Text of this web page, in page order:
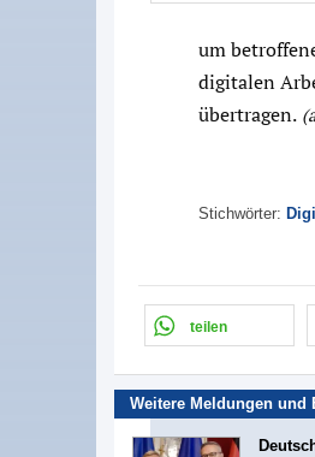
um
digitalen
übertragen.
Stichwörter:
teilen
Weitere Meldungen und